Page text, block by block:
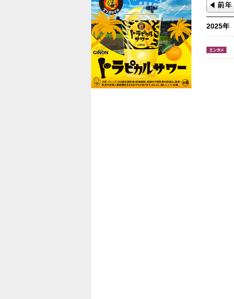
2025年